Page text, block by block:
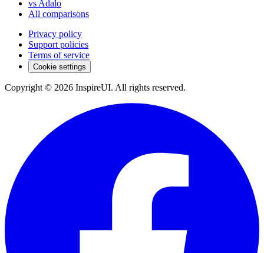
vs Adalo
All comparisons
Privacy policy
Support policies
Terms of service
Cookie settings
Copyright © 2026 InspireUI. All rights reserved.